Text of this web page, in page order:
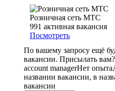
Розничная сеть МТС
991 активная вакансия
Посмотреть
По вашему запросу ещё
вакансии. Присылать вам?
account managerНет опыта
названии вакансии, в
вакансии